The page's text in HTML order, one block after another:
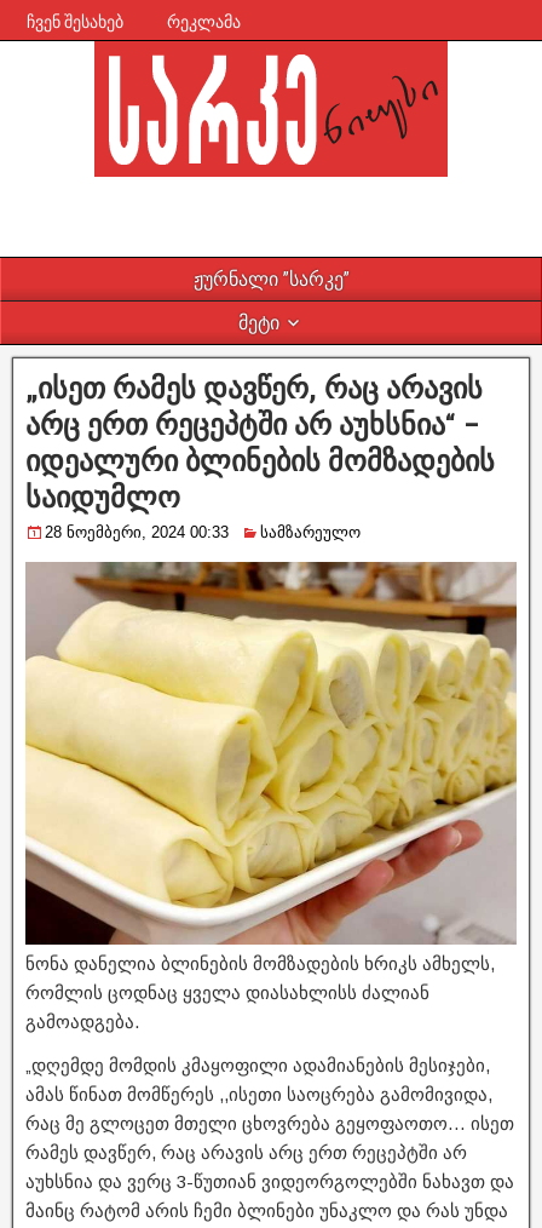
ჩვენ შესახებ რეკლამა
ჟურნალი ”სარკე”
მეტი
„ისეთ რამეს დავწერ, რაც არავის
არც ერთ რეცეპტში არ აუხსნია“ –
იდეალური ბლინების მომზადების
საიდუმლო
28 ნოემბერი, 2024 00:33 სამზარეულო
ნონა დანელია ბლინების მომზადების ხრიკს ამხელს,
რომლის ცოდნაც ყველა დიასახლისს ძალიან
გამოადგება.
„დღემდე მომდის კმაყოფილი ადამიანების მესიჯები,
ამას წინათ მომწერეს ,,ისეთი საოცრება გამომივიდა,
რაც მე გლოცეთ მთელი ცხოვრება გეყოფაოთო… ისეთ
რამეს დავწერ, რაც არავის არც ერთ რეცეპტში არ
აუხსნია და ვერც 3-წუთიან ვიდეორგოლებში ნახავთ და
მაინც რატომ არის ჩემი ბლინები უნაკლო და რას უნდა